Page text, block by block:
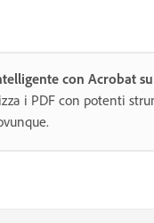
con Acrobat
i PDF con potenti